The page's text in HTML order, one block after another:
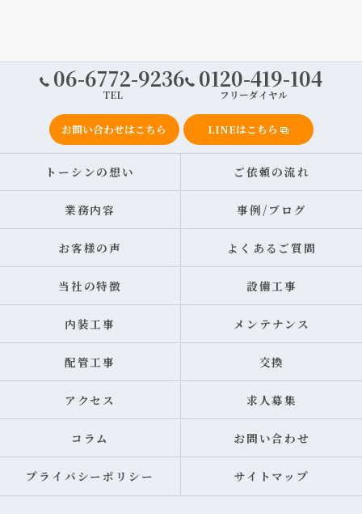
06-6772-9236
TEL
0120-419-104
フリーダイヤル
お問い合わせはこちら LINEはこちら
トーシンの想い ご依頼の流れ
業務内容 事例/ブログ
お客様の声 よくあるご質問
当社の特徴 設備工事
内装工事 メンテナンス
配管工事 交換
アクセス 求人募集
コラム お問い合わせ
プライバシーポリシー サイトマップ